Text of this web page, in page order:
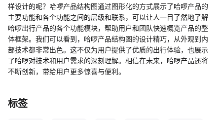
样设计的呢？哈啰产品结构图通过图形化的方式展示了哈啰产品的
主要功能和各个功能之间的层级和联系，可以让人一目了然地了解
哈啰出行产品的各个功能模块，帮助用户和团队快速概览产品的整
体框架。我们可以看到，哈啰产品结构图的设计精巧，从外观到内
部技术都非常出色。这不仅为用户提供了优质的出行体验，也展示
了哈啰对技术和用户需求的深刻理解。相信在未来，哈啰产品还将
不断创新，带给用户更多惊喜与便利。
标签